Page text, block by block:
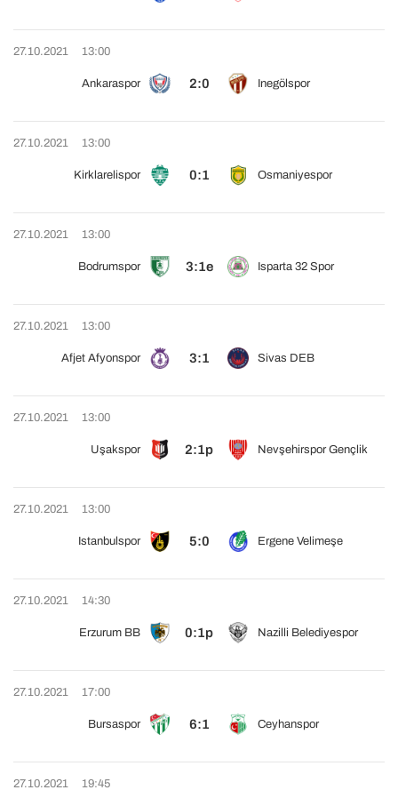
27.10.2021 13:00
Ankaraspor 2:0 Inegölspor
27.10.2021 13:00
Kirklarelispor 0:1 Osmaniyespor
27.10.2021 13:00
Bodrumspor 3:1e Isparta 32 Spor
27.10.2021 13:00
Afjet Afyonspor 3:1 Sivas DEB
27.10.2021 13:00
Uşakspor 2:1p Nevşehirspor Gençlik
27.10.2021 13:00
Istanbulspor 5:0 Ergene Velimeşe
27.10.2021 14:30
Erzurum BB 0:1p Nazilli Belediyespor
27.10.2021 17:00
Bursaspor 6:1 Ceyhanspor
27.10.2021 19:45